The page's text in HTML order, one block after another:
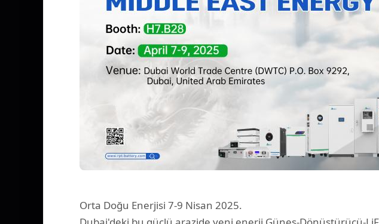
Orta Doğu Enerjisi 7-9 Nisan 2025.